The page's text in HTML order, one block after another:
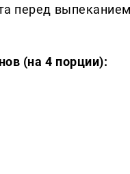
перед
(на 4 порции):